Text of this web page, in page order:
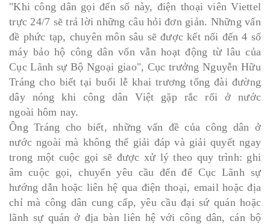
"Khi công dân gọi đến số này, điện thoại viên Viettel
trực 24/7 sẽ trả lời những câu hỏi đơn giản. Những vấn
đề phức tạp, chuyên môn sâu sẽ được kết nối đến 4 số
máy bảo hộ công dân vốn vẫn hoạt động từ lâu của
Cục Lãnh sự Bộ Ngoại giao", Cục trưởng Nguyễn Hữu
Tráng cho biết tại buổi lễ khai trương tổng đài đường
dây nóng khi công dân Việt gặp rắc rối ở nước
ngoài hôm nay.
Ông Tráng cho biết, những vấn đề của công dân ở
nước ngoài mà không thể giải đáp và giải quyết ngay
trong một cuộc gọi sẽ được xử lý theo quy trình: ghi
âm cuộc gọi, chuyển yêu cầu đến để Cục Lãnh sự
hướng dẫn hoặc liên hệ qua điện thoại, email hoặc địa
chỉ mà công dân cung cấp, yêu cầu đại sứ quán hoặc
lãnh sự quán ở địa bàn liên hệ với công dân, cán bộ